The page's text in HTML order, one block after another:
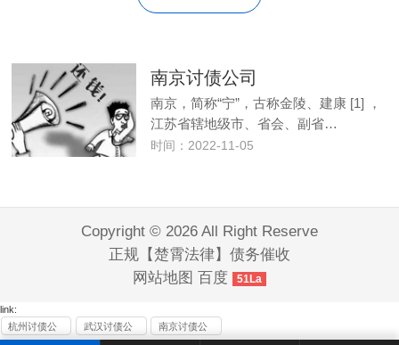
南京讨债公司
南京，简称“宁”，古称金陵、建康 [1] ，
江苏省辖地级市、省会、副省…
时间：2022-11-05
Copyright © 2026 All Right Reserve
正规【楚霄法律】债务催收
网站地图 百度 51La
link:
杭州讨债公
武汉讨债公
南京讨债公